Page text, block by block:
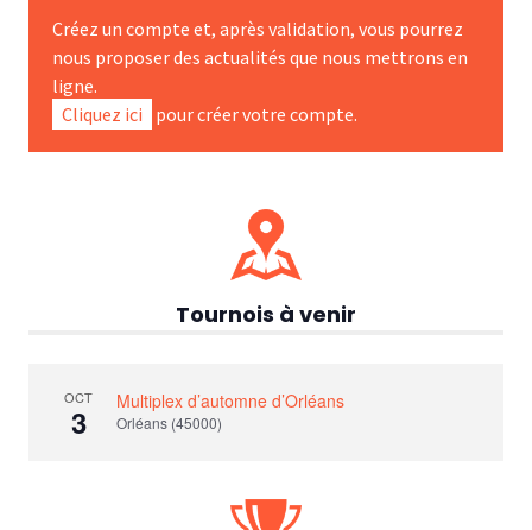
Créez un compte et, après validation, vous pourrez
nous proposer des actualités que nous mettrons en
ligne.
Cliquez ici
pour créer votre compte.
Tournois à venir
OCT
3
Multiplex d’automne d’Orléans
Orléans (45000)